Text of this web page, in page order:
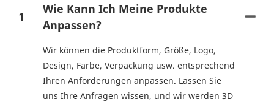
1
Wie Kann Ich Meine Produkte
Anpassen?
Wir können die Produktform, Größe, Logo,
Design, Farbe, Verpackung usw. entsprechend
Ihren Anforderungen anpassen. Lassen Sie
uns Ihre Anfragen wissen, und wir werden 3D